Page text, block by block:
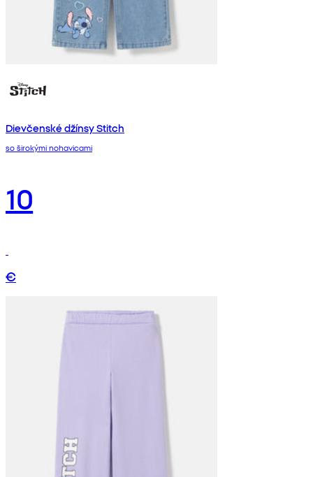
Dievčenské džínsy Stitch
so širokými nohavicami
10
€